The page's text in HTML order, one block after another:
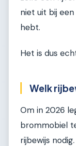
niet uit bij
hebt.
Het is dus
Welk
Om in 2026
brommobiel
rijbewijs nodig.